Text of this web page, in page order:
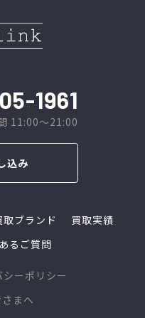
1961
11:00～21:00
込み
取ブランド
買取実績
るご質問
ーポリシー
まへ